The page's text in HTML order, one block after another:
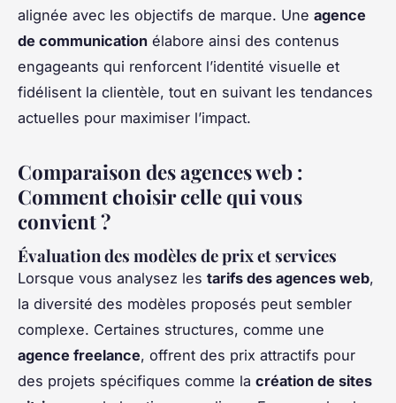
alignée avec les objectifs de marque. Une agence
de communication élabore ainsi des contenus
engageants qui renforcent l’identité visuelle et
fidélisent la clientèle, tout en suivant les tendances
actuelles pour maximiser l’impact.
Comparaison des agences web :
Comment choisir celle qui vous
convient ?
Évaluation des modèles de prix et services
Lorsque vous analysez les tarifs des agences web,
la diversité des modèles proposés peut sembler
complexe. Certaines structures, comme une
agence freelance, offrent des prix attractifs pour
des projets spécifiques comme la création de sites